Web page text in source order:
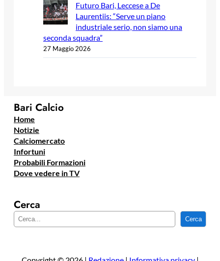
Futuro Bari, Leccese a De
Laurentiis: “Serve un piano
industriale serio, non siamo una
seconda squadra”
27 Maggio 2026
Bari Calcio
Home
Notizie
Calciomercato
Infortuni
Probabili Formazioni
Dove vedere in TV
Cerca
e
a
Cerca